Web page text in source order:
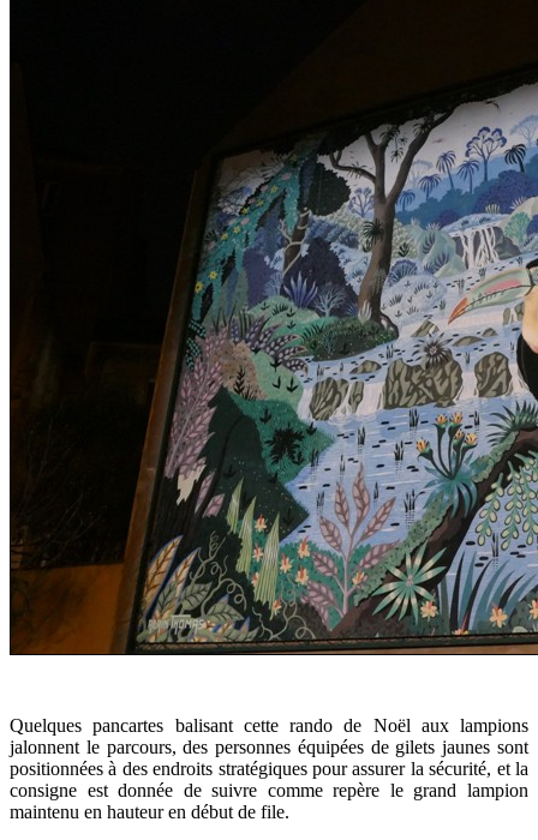
Quelques pancartes balisant cette rando de Noël aux lampions
jalonnent le parcours, des personnes équipées de gilets jaunes sont
positionnées à des endroits stratégiques pour assurer la sécurité, et la
consigne est donnée de suivre comme repère le grand lampion
maintenu en hauteur en début de file.